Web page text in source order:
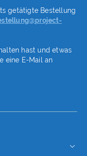
getätigte Bestellung
hast und etwas
eine E-Mail an